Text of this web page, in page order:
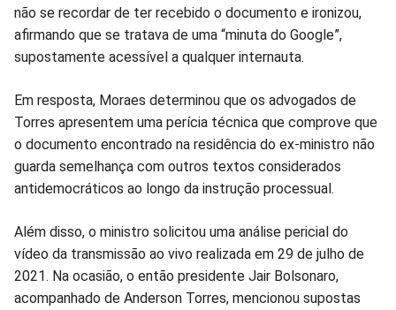
não se recordar de ter recebido o documento e ironizou,
afirmando que se tratava de uma “minuta do Google”,
supostamente acessível a qualquer internauta.
Em resposta, Moraes determinou que os advogados de
Torres apresentem uma perícia técnica que comprove que
o documento encontrado na residência do ex-ministro não
guarda semelhança com outros textos considerados
antidemocráticos ao longo da instrução processual.
Além disso, o ministro solicitou uma análise pericial do
vídeo da transmissão ao vivo realizada em 29 de julho de
2021. Na ocasião, o então presidente Jair Bolsonaro,
acompanhado de Anderson Torres, mencionou supostas